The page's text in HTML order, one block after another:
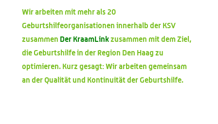
Wir arbeiten mit mehr als 20
Geburtshilfeorganisationen innerhalb der KSV
zusammen Der KraamLinkzusammen mit dem Ziel,
die Geburtshilfe in der Region Den Haag zu
optimieren. Kurz gesagt: Wir arbeiten gemeinsam
an der Qualität und Kontinuität der Geburtshilfe.